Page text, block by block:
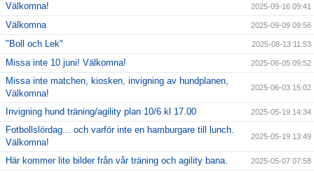
Välkomna! 2025-09-16 09:41
Välkomna 2025-09-09 09:56
"Boll och Lek" 2025-08-13 11:53
Missa inte 10 juni! Välkomna! 2025-06-05 09:52
Missa inte matchen, kiosken, invigning av hundplanen,
Välkomna!
2025-06-03 15:02
Invigning hund träning/agility plan 10/6 kl 17.00 2025-05-19 14:34
Fotbollslördag... och varför inte en hamburgare till lunch.
Välkomna!
2025-05-19 13:49
Här kommer lite bilder från vår träning och agility bana. 2025-05-07 07:58